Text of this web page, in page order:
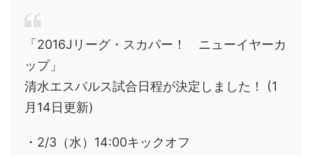
「2016Jリーグ・スカパー！ ニューイヤーカ
ップ」
清水エスパルス試合日程が決定しました！ (1
月14日更新)
・2/3（水）14:00キックオフ